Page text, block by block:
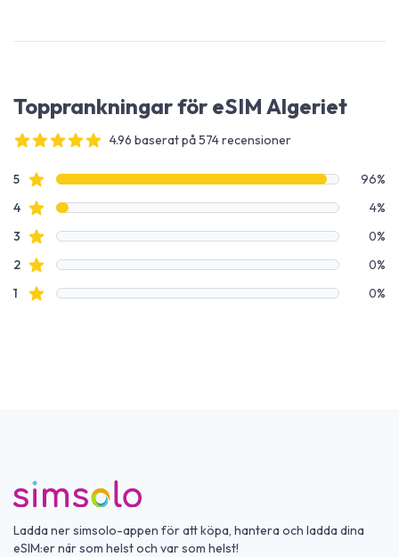
Topprankningar för eSIM Algeriet
4.96 baserat på 574 recensioner
Recensionsdata
5Stjärnbetyg
96%
4Stjärnbetyg
4%
3 Stjärnbetyg
0%
2Stjärnbetyg
0%
1 Stjärnbetyg 0%
Ladda ner simsolo-appen för att köpa, hantera och ladda dina
eSIM:er när som helst och var som helst!